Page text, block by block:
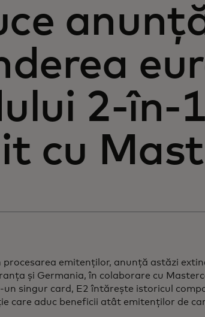
2-în-
cu
procesarea emitenților, anunță astăzi
și Germania, în colaborare cu
singur card, E2 întărește istoricul
care aduc beneficii atât emitenților de